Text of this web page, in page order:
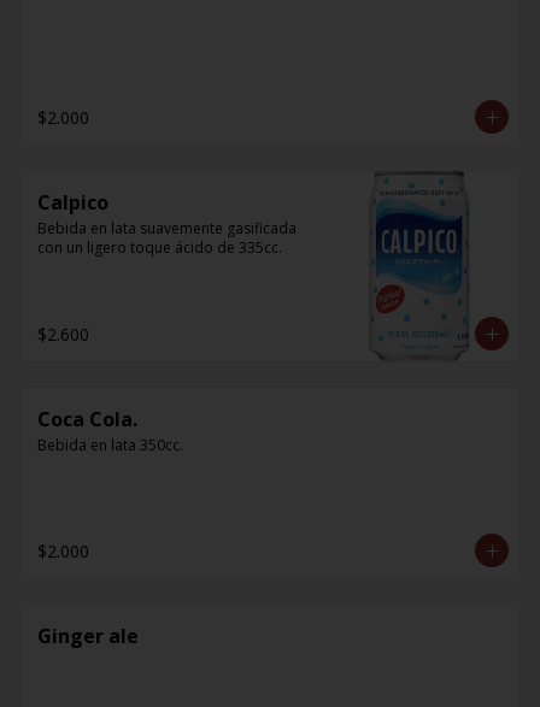
$2.000
Calpico
Bebida en lata suavemente gasificada
con un ligero toque ácido de 335cc.
$2.600
Coca Cola.
Bebida en lata 350cc.
$2.000
Ginger ale